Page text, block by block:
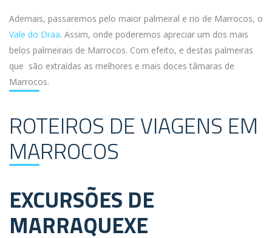
Ademais, passaremos pelo maior palmeiral e rio de Marrocos, o
Vale do Draa. Assim, onde poderemos apreciar um dos mais
belos palmeirais de Marrocos. Com efeito, e destas palmeiras
que são extraídas as melhores e mais doces tâmaras de
Marrocos.
ROTEIROS DE VIAGENS EM
MARROCOS
EXCURSÕES DE
MARRAQUEXE